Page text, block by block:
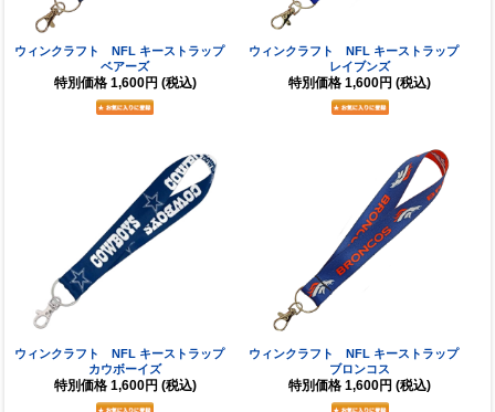
ウィンクラフト NFL キーストラップ
ベアーズ
特別価格 1,600円 (税込)
ウィンクラフト NFL キーストラップ
レイブンズ
特別価格 1,600円 (税込)
ウィンクラフト NFL キーストラップ
カウボーイズ
特別価格 1,600円 (税込)
ウィンクラフト NFL キーストラップ
ブロンコス
特別価格 1,600円 (税込)